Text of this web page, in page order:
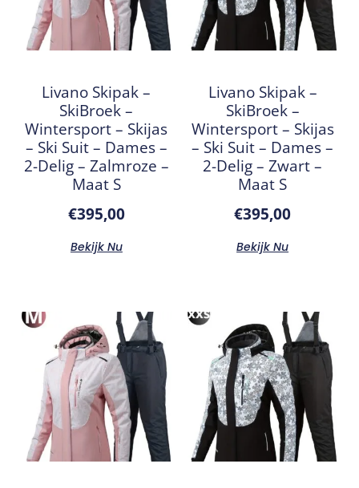
Livano Skipak –
SkiBroek –
Wintersport – Skijas
– Ski Suit – Dames –
2-Delig – Zalmroze –
Maat S
€395,00
Bekijk Nu
Livano Skipak –
SkiBroek –
Wintersport – Skijas
– Ski Suit – Dames –
2-Delig – Zwart –
Maat S
€395,00
Bekijk Nu